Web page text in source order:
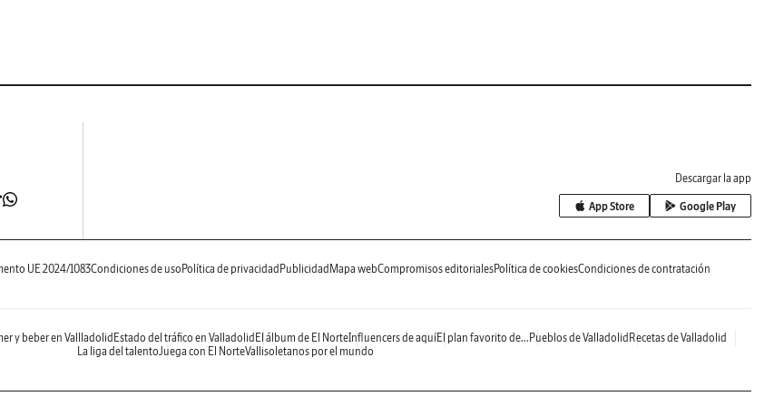
Descargar la app
App Store Google Play
UE 2024/1083Condiciones de uso Política de privacidad Publicidad Mapa webCompromisos editorialesPolítica de cookiesCondiciones de contratación
y beber en Vallladolid Estado del tráfico en Valladolid El álbum de El NorteInfluencers de aquíEl plan favorito de... Pueblos de Valladolid Recetas de Valladolid
La liga del talentoJuega con El NorteVallisoletanos por el mundo